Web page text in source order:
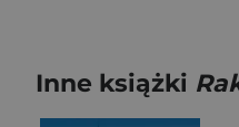
Inne książki